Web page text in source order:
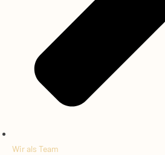
Wir als Team